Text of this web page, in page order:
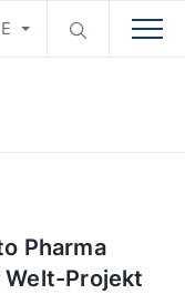
Pharma
Projekt